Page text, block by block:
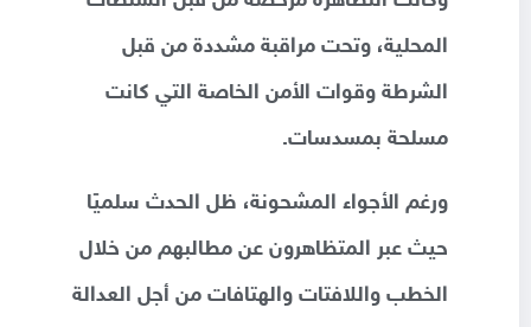
المحلية، وتحت مراقبة مشددة من قبل
الشرطة وقوات الأمن الخاصة التي كانت
مسلحة بمسدسات.
ورغم الأجواء المشحونة، ظل الحدث سلميًا
حيث عبر المتظاهرون عن مطالبهم من خلال
الخطب واللافتات والهتافات من أجل العدالة